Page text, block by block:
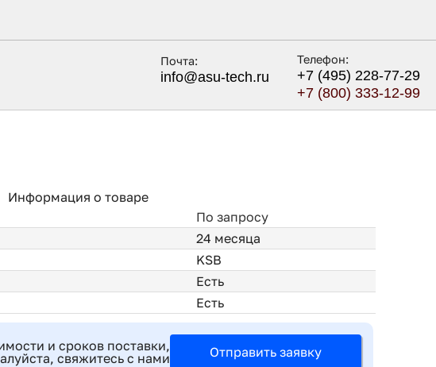
Почта:
info@asu-tech.ru
Телефон:
+7 (495) 228-77-29
+7 (800) 333-12-99
Информация о товаре
По запросу
24 месяца
KSB
Есть
Есть
и сроков поставки,
свяжитесь с нами
Отправить заявку